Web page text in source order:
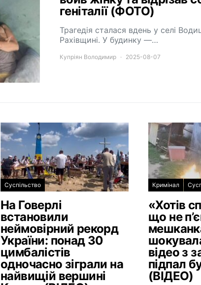
геніталії (ФОТО)
Трагедія сталася вдень у селі
Рахівщині. У будинку —…
Купріян Володимир 2025-08-07
Суспільство
На Говерлі
встановили
неймовірний рекорд
України: понад 30
цимбалістів
одночасно зіграли на
найвищій вершині
Кримінал
«Хотів
що не
відео з
підпал
(ВІДЕО)